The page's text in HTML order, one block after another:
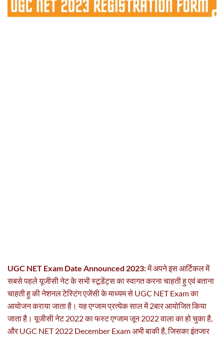
UGC NET Exam Date Announced 2023:में अपने इस आर्टिकल में
सबसे पहले यूजीसी नेट के सभी स्टूडेंट्स का स्वागत करना चाहती हु एवं बताना
चाहती हु की नेशनल टेस्टिंग एजेंसी के माध्यम से UGC NET Exam का
आयोजन कराया जाता है। यह एग्जाम प्रत्येक साल में 2बार आयोजित किया
जाता है। ‌यूजीसी नेट 2022 का फस्ट एग्जाम जून 2022 वाला का हो चुका है,
और UGC NET 2022 December Exam अभी बाकी है, जिसका इंतजार